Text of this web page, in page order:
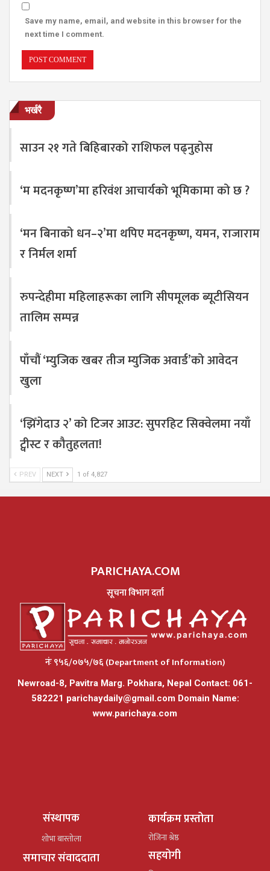
Save my name, email, and website in this browser for the
next time I comment.
भर्खरै
साउन २१ गते बिहिबारको राशिफल पढ्नुहोस
‘म मदनकृष्ण’मा हरिवंश आचार्यको भूमिकामा को छ ?
‘मन बिनाको धन–२’मा थपिए मदनकृष्ण, यमन, राजाराम
र निर्मल शर्मा
रुपन्देहीमा महिलाहरूका लागि सीपमूलक ब्यूटीसियन
तालिम सम्पन्न
पाँचौं ‘म्युजिक खबर तीज म्युजिक अवार्ड’को आवेदन
खुला
‘झिँगेदाउ २’ को टिजर आउट: सुपरहिट सिक्वेलमा नयाँ
ट्वीस्ट र कौतुहलता!
PREV NEXT 1 of 4,827
PARICHAYA.COM
सूचना विभाग दर्ता
नंः ९५६/०७५/७६ (Department of Information)
Newroad-8, Pavitra Marg. Pokhara, Nepal Contact: 061-
582221 parichaydaily@gmail.comDomain Name:
www.parichaya.com
संस्थापक
शोभा बास्तोला
समाचार संवाददाता
कार्यक्रम प्रस्तोता
रोजिना श्रेष्ठ
सहयोगी